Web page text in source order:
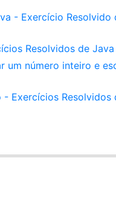
- Exercício Resolvido
Resolvidos de Java
um número inteiro e
Exercícios Resolvidos